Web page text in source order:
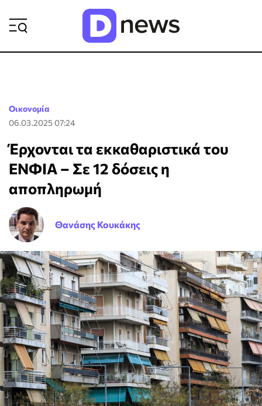
Οικονομία
06.03.2025 07:24
Έρχονται τα εκκαθαριστικά του
ΕΝΦΙΑ – Σε 12 δόσεις η
αποπληρωμή
Θανάσης Κουκάκης